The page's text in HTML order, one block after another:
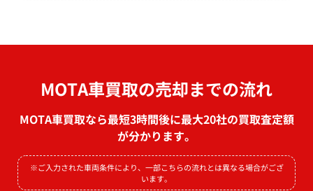
MOTA車買取の売却までの流れ
MOTA車買取なら最短3時間後に最大20社の買取査定額
が分かります。
※ご入力された車両条件により、一部こちらの流れとは異なる場合がござ
います。